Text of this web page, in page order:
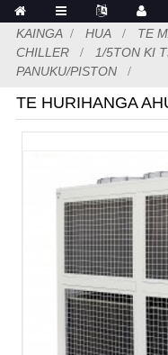
KAINGA HUA
TE
CHILLER
1/5TON KI
PANUKU/PISTON
TE HURIHANGA